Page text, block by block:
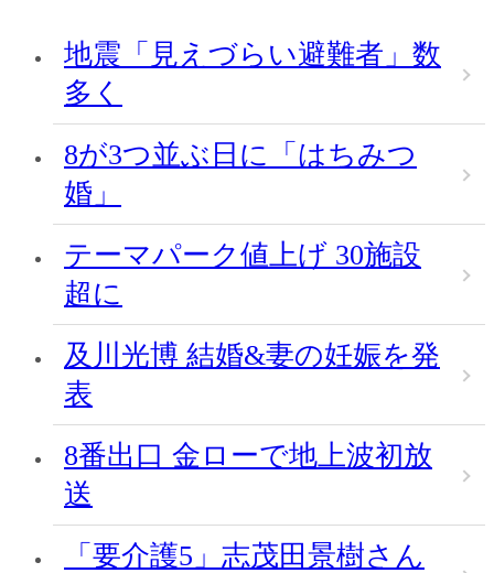
地震「見えづらい避難者」数
多く
8が3つ並ぶ日に「はちみつ
婚」
テーマパーク値上げ 30施設
超に
及川光博 結婚&妻の妊娠を発
表
8番出口 金ローで地上波初放
送
「要介護5」志茂田景樹さん